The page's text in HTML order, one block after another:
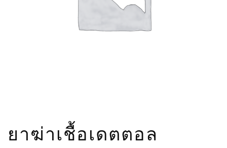
ยาฆ่าเชื้อเดตตอล